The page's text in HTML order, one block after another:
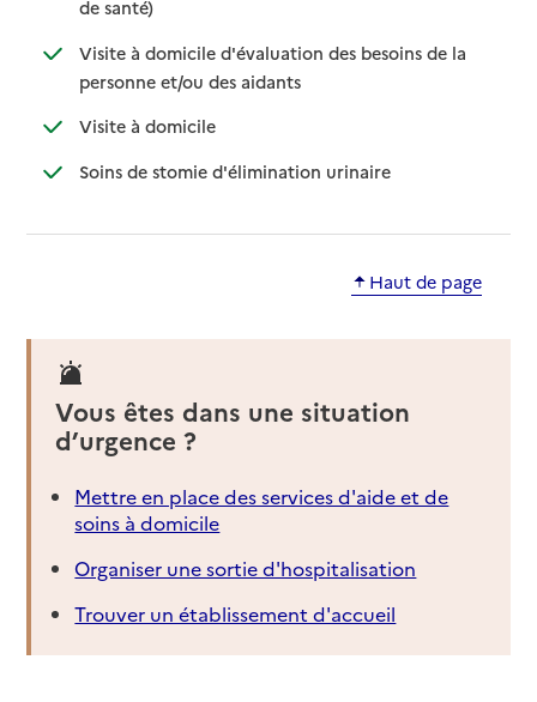
de santé): disponible
: non disponible
Visite à domicile d'évaluation des besoins de la
personne et/ou des aidants: disponible
: non disponible
Visite à domicile: disponible
: non disponible
Soins de stomie d'élimination urinaire: disponible
: non disponible
Haut de page
Vous êtes dans une situation
d’urgence ?
Mettre en place des services d'aide et de
soins à domicile
Organiser une sortie d'hospitalisation
Trouver un établissement d'accueil